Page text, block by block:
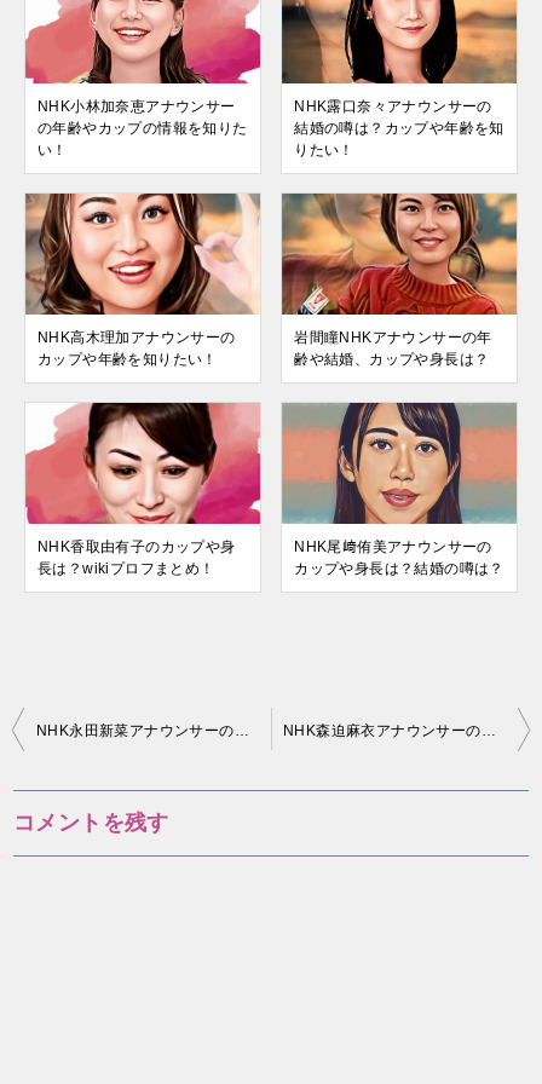
NHK小林加奈恵アナウンサー
の年齢やカップの情報を知りた
い！
NHK露口奈々アナウンサーの
結婚の噂は？カップや年齢を知
りたい！
NHK高木理加アナウンサーの
カップや年齢を知りたい！
岩間瞳NHKアナウンサーの年
齢や結婚、カップや身長は？
NHK香取由有子のカップや身
長は？wikiプロフまとめ！
NHK尾﨑侑美アナウンサーの
カップや身長は？結婚の噂は？
投
NHK永田新菜アナウンサーの年齢や身長、大学は？ NHK森迫麻衣アナウンサーの年齢やカップの情報を知りたい！
コメントを残す